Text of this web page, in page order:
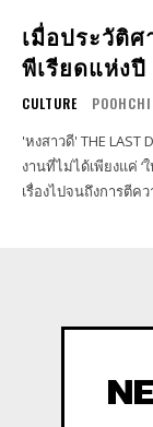
เมื่อประวัติ
พีเรียดแห่งปี
CULTURE
'หงสาวดี' THE LAST
งานที่ไม่ได้เพียงแค่ ‘
เรื่องไปจนถึงการตีค